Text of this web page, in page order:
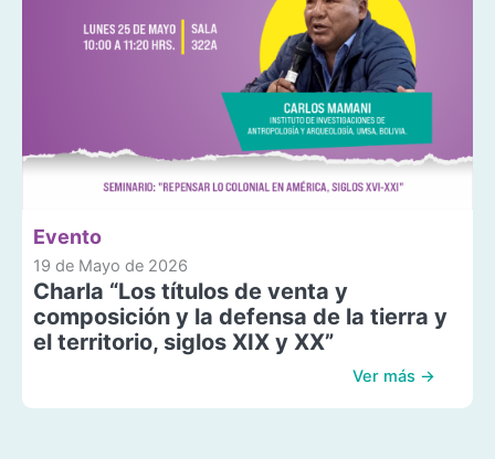
Evento
19 de Mayo de 2026
Charla “Los títulos de venta y
composición y la defensa de la tierra y
el territorio, siglos XIX y XX”
Ver más →